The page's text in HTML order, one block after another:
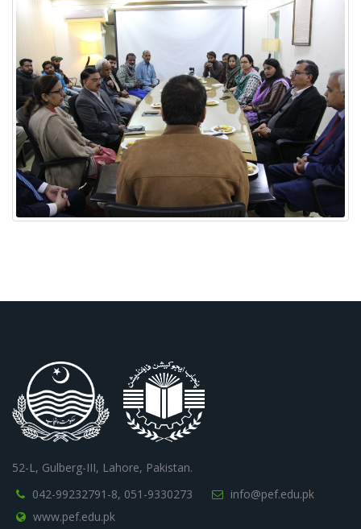
52-L, Gulberg-III, Lahore, Pakistan.
042-99232791-8, 051-9330273
info@pef.edu.pk
www.pef.edu.pk